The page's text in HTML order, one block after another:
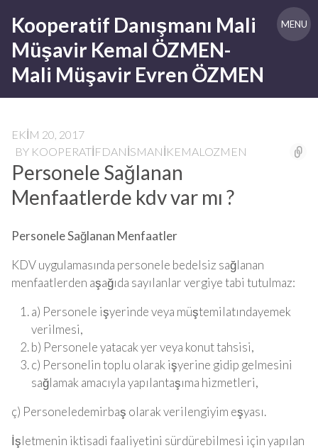
content
Kooperatif Danışmanı Mali
Müşavir Kemal ÖZMEN-
Mali Müşavir Evren ÖZMEN
MENU
EKIM 20, 2017
BY KOOPERATIFDANISMANIKEMALOZMEN
Personele Sağlanan
Menfaatlerde kdv var mı ?
Personele Sağlanan Menfaatler
KDV uygulamasında personele bedelsiz sağlanan
menfaatlerden aşağıda sayılanlar vergiye tabi tutulmaz:
a) Personele işyerinde veya müştemilatındayemek
verilmesi,
b) Personele yatacak yer veya konut tahsisi,
c) Personelin toplu olarak işyerine gidip gelmesini
sağlamak amacıyla yapılantaşıma hizmetleri,
ç) Personeledemirbaş olarak verilengiyim eşyası.
İşletmenin iktisadi faaliyetini sürdürebilmesi için yapılan